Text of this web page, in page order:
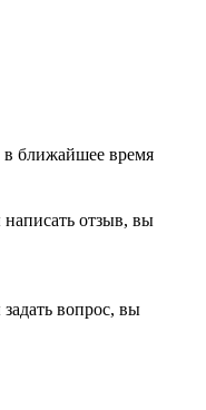
ближайшее время
отзыв, вы
вопрос, вы